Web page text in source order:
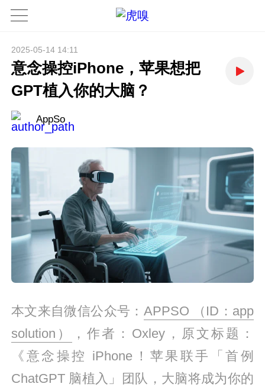
2025-05-14 14:11
意念操控iPhone，苹果想把
GPT植入你的大脑？
AppSo
本文来自微信公众号： APPSO （ID：app
solution）
，作者： Oxley，原文标题：
《 意念操控 iPhone！苹果联手「首例
ChatGPT 脑植入」团队，大脑将成为你的